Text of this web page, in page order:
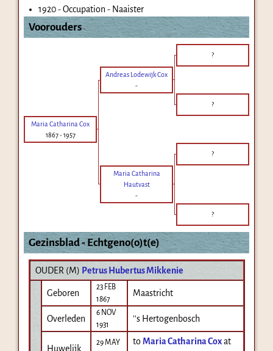
1920 - Occupation - Naaister
Voorouders
?
Andreas Lodewijk Cox
-
?
Maria Catharina Cox
1867-1957
?
Maria Catharina
Hautvast
-
?
Gezinsblad - Echtgeno(o)t(e)
OUDER (M) Petrus Hubertus Mikkenie
Geboren
23 FEB
1867
Maastricht
Overleden
6 NOV
1931
''s Hertogenbosch
Huwelijk
29 MAY
toMaria Catharina Cox at